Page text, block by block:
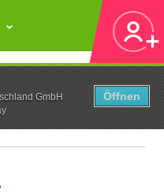
GmbH
Öffnen